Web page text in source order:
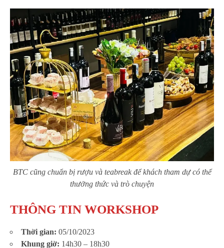
BTC cũng chuẩn bị rượu và teabreak để khách tham dự có thể
thưởng thức và trò chuyện
THÔNG TIN WORKSHOP
Thời gian: 05/10/2023
Khung giờ: 14h30 – 18h30